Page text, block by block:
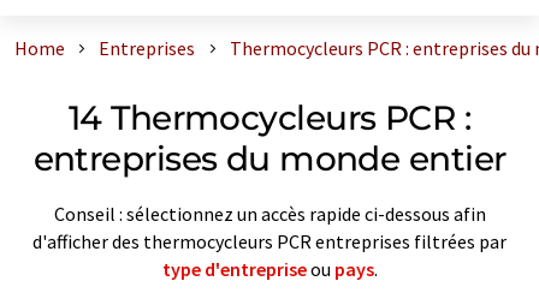
Home Entreprises Thermocycleurs PCR : entreprises
14 Thermocycleurs PCR :
entreprises du monde entier
Conseil : sélectionnez un accès rapide ci-dessous afin
d'afficher des thermocycleurs PCR entreprises filtrées par
type d'entrepriseou pays.